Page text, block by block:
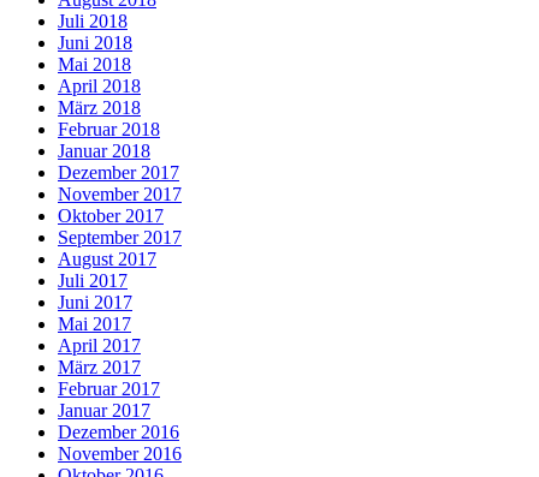
Juli 2018
Juni 2018
Mai 2018
April 2018
März 2018
Februar 2018
Januar 2018
Dezember 2017
November 2017
Oktober 2017
September 2017
August 2017
Juli 2017
Juni 2017
Mai 2017
April 2017
März 2017
Februar 2017
Januar 2017
Dezember 2016
November 2016